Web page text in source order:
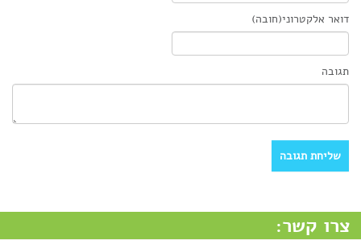
דואר אלקטרוני(חובה)
תגובה
צרו קשר: